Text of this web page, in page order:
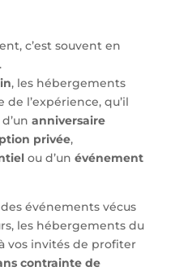
c’est souvent en
, les hébergements
l’expérience, qu’il
d’un anniversaire
privée,
ou d’un événement
événements vécus
les hébergements du
vos invités de profiter
contrainte de